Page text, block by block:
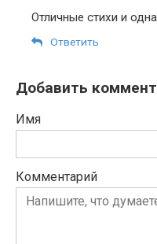
Отличные стихи и
Ответить
Добавить
Имя
Комментарий